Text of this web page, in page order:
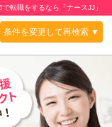
転職をするなら「ナースJJ」
条件を変更して再検索 ▼